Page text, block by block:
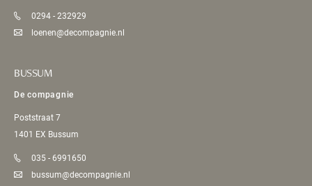
0294 - 232929
loenen@decompagnie.nl
BUSSUM
De compagnie
Poststraat 7
1401 EX Bussum
035 - 6991650
bussum@decompagnie.nl